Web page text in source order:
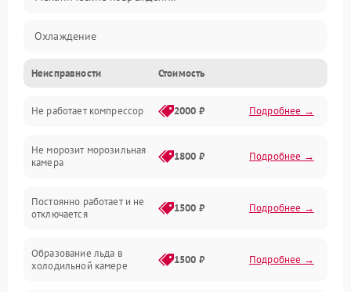
Охлаждение
Механика
Электропитание
Дренаж
Неисправности Стоимость
Не работает компрессор 2000 ₽ Подробнее →
Не морозит морозильная
камера
1800 ₽ Подробнее →
Постоянно работает и не
отключается
1500 ₽ Подробнее →
Образование льда в
холодильной камере
1500 ₽ Подробнее →